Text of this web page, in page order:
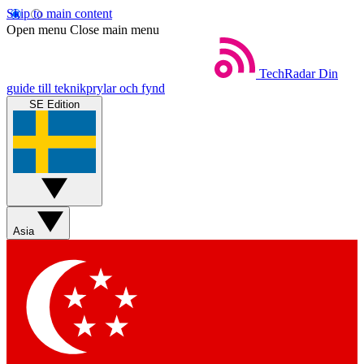
Skip to main content
Open menu Close main menu
TechRadar Din
guide till teknikprylar och fynd
SE Edition
Asia